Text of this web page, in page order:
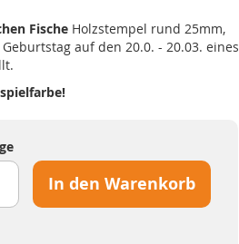
Fische Holzstempel rund 25mm,
auf den 20.0. - 20.03. eines
In den Warenkorb